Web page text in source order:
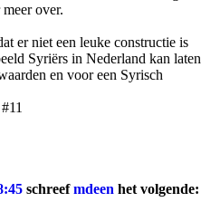
over.
er niet een leuke constructie is
Syriërs in Nederland kan laten
en voor een Syrisch
#11
schreefmdeen het volgende: